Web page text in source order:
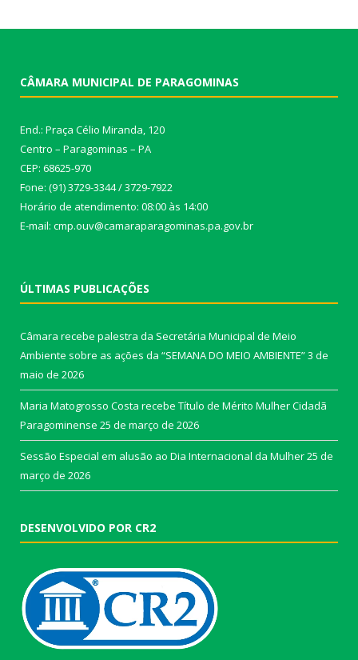
CÂMARA MUNICIPAL DE PARAGOMINAS
End.: Praça Célio Miranda, 120
Centro – Paragominas – PA
CEP: 68625-970
Fone: (91) 3729-3344 / 3729-7922
Horário de atendimento: 08:00 às 14:00
E-mail: cmp.ouv@camaraparagominas.pa.gov.br
ÚLTIMAS PUBLICAÇÕES
Câmara recebe palestra da Secretária Municipal de Meio
Ambiente sobre as ações da “SEMANA DO MEIO AMBIENTE”3 de
maio de 2026
Maria Matogrosso Costa recebe Título de Mérito Mulher Cidadã
Paragominense 25 de março de 2026
Sessão Especial em alusão ao Dia Internacional da Mulher25 de
março de 2026
DESENVOLVIDO POR CR2